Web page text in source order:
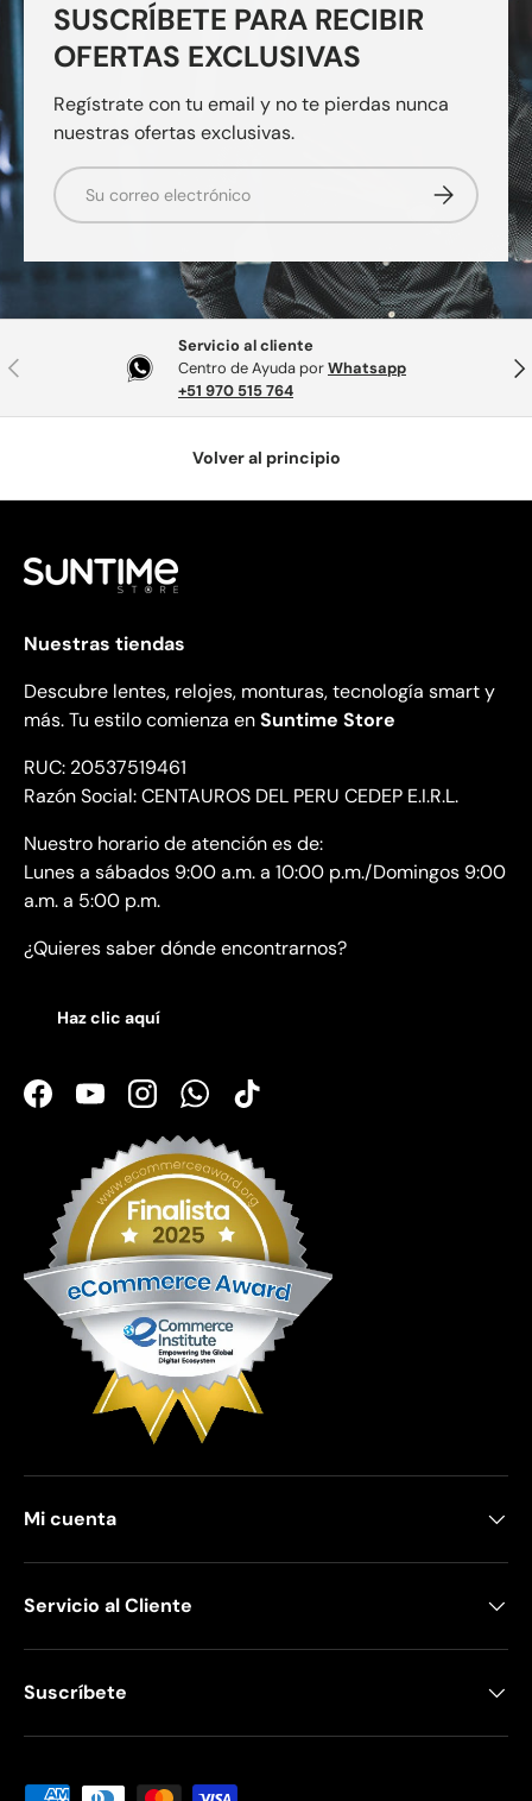
SUSCRÍBETE PARA RECIBIR
OFERTAS EXCLUSIVAS
Regístrate con tu email y no te pierdas nunca
nuestras ofertas exclusivas.
Correo electrónico Suscribirse
Anterior
Servicio al cliente
Centro de Ayuda porWhatsapp
+51 970 515 764
Volver al principio
Nuestras tiendas
Descubre lentes, relojes, monturas, tecnología smart y
más. Tu estilo comienza enSuntime Store
RUC: 20537519461
Razón Social: CENTAUROS DEL PERU CEDEP E.I.R.L.
Nuestro horario de atención es de:
Lunes a sábados 9:00 a.m. a 10:00 p.m./Domingos 9:00
a.m. a 5:00 p.m.
¿Quieres saber dónde encontrarnos?
Haz clic aquí
FacebookYouTubeInstagramWhatsApp
TikTok
Mi cuenta
Servicio al Cliente
Suscríbete